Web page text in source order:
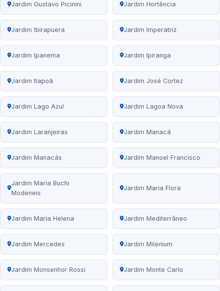
Jardim Gustavo Picinini Jardim Hortência
Jardim Ibirapuera Jardim Imperatriz
Jardim Ipanema Jardim Ipiranga
Jardim Itapoã Jardim José Cortez
Jardim Lago Azul Jardim Lagoa Nova
Jardim Laranjeiras Jardim Manacá
Jardim Manacás Jardim Manoel Francisco
Jardim Maria Buchi
Modeneis
Jardim Maria Flora
Jardim Maria Helena Jardim Mediterrâneo
Jardim Mercedes Jardim Milenium
Jardim Monsenhor Rossi Jardim Monte Carlo